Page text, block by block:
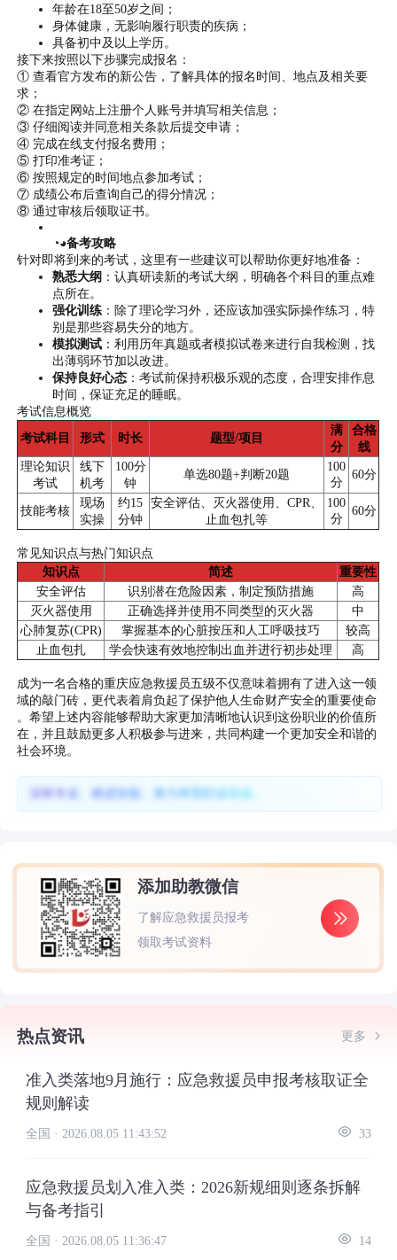
年龄在18至50岁之间；
身体健康，无影响履行职责的疾病；
具备初中及以上学历。
接下来按照以下步骤完成报名：
① 查看官方发布的新公告，了解具体的报名时间、地点及相关要
求；
② 在指定网站上注册个人账号并填写相关信息；
③ 仔细阅读并同意相关条款后提交申请；
④ 完成在线支付报名费用；
⑤ 打印准考证；
⑥ 按照规定的时间地点参加考试；
⑦ 成绩公布后查询自己的得分情况；
⑧ 通过审核后领取证书。
◔◕备考攻略
针对即将到来的考试，这里有一些建议可以帮助你更好地准备：
熟悉大纲 ：认真研读新的考试大纲，明确各个科目的重点难
点所在。
强化训练 ：除了理论学习外，还应该加强实际操作练习，特
别是那些容易失分的地方。
模拟测试 ：利用历年真题或者模拟试卷来进行自我检测，找
出薄弱环节加以改进。
保持良好心态 ：考试前保持积极乐观的态度，合理安排作息
时间，保证充足的睡眠。
考试信息概览
考试科目
形式 时长 题型/项目
满
分
合格
线
理论知识
考试
线下
机考
100分
钟
单选80题+判断20题
100
分
60分
技能考核
现场
实操
约15
分钟
安全评估、灭火器使用、CPR、
止血包扎等
100
分
60分
常见知识点与热门知识点
知识点
简述
重要性
安全评估
识别潜在危险因素，制定预防措施
高
灭火器使用
正确选择并使用不同类型的灭火器
中
心肺复苏(CPR)
掌握基本的心脏按压和人工呼吸技巧
较高
止血包扎
学会快速有效地控制出血并进行初步处理 高
成为一名合格的重庆应急救援员五级不仅意味着拥有了进入这一领
域的敲门砖，更代表着肩负起了保护他人生命财产安全的重要使命
。希望上述内容能够帮助大家更加清晰地认识到这份职业的价值所
在，并且鼓励更多人积极参与进来，共同构建一个更加安全和谐的
社会环境。
深耕专业、精进技能，努力终照职业坦途。
添加助教微信
了解应急救援员报考
领取考试资料
热点资讯 更多
准入类落地9月施行：应急救援员申报考核取证全
规则解读
全国 · 2026.08.05 11:43:52 33
应急救援员划入准入类：2026新规细则逐条拆解
与备考指引
全国 · 2026.08.05 11:36:47 14